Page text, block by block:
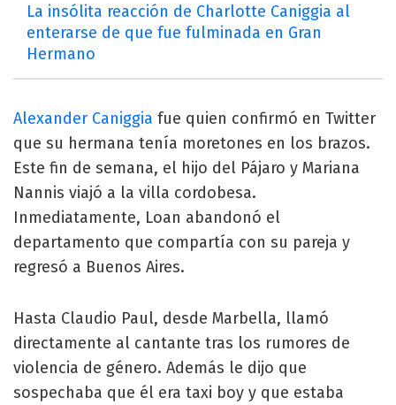
La insólita reacción de Charlotte Caniggia al
enterarse de que fue fulminada en Gran
Hermano
Alexander Caniggia fue quien confirmó en Twitter
que su hermana tenía moretones en los brazos.
Este fin de semana, el hijo del Pájaro y Mariana
Nannis viajó a la villa cordobesa.
Inmediatamente, Loan abandonó el
departamento que compartía con su pareja y
regresó a Buenos Aires.
Hasta Claudio Paul, desde Marbella, llamó
directamente al cantante tras los rumores de
violencia de género. Además le dijo que
sospechaba que él era taxi boy y que estaba